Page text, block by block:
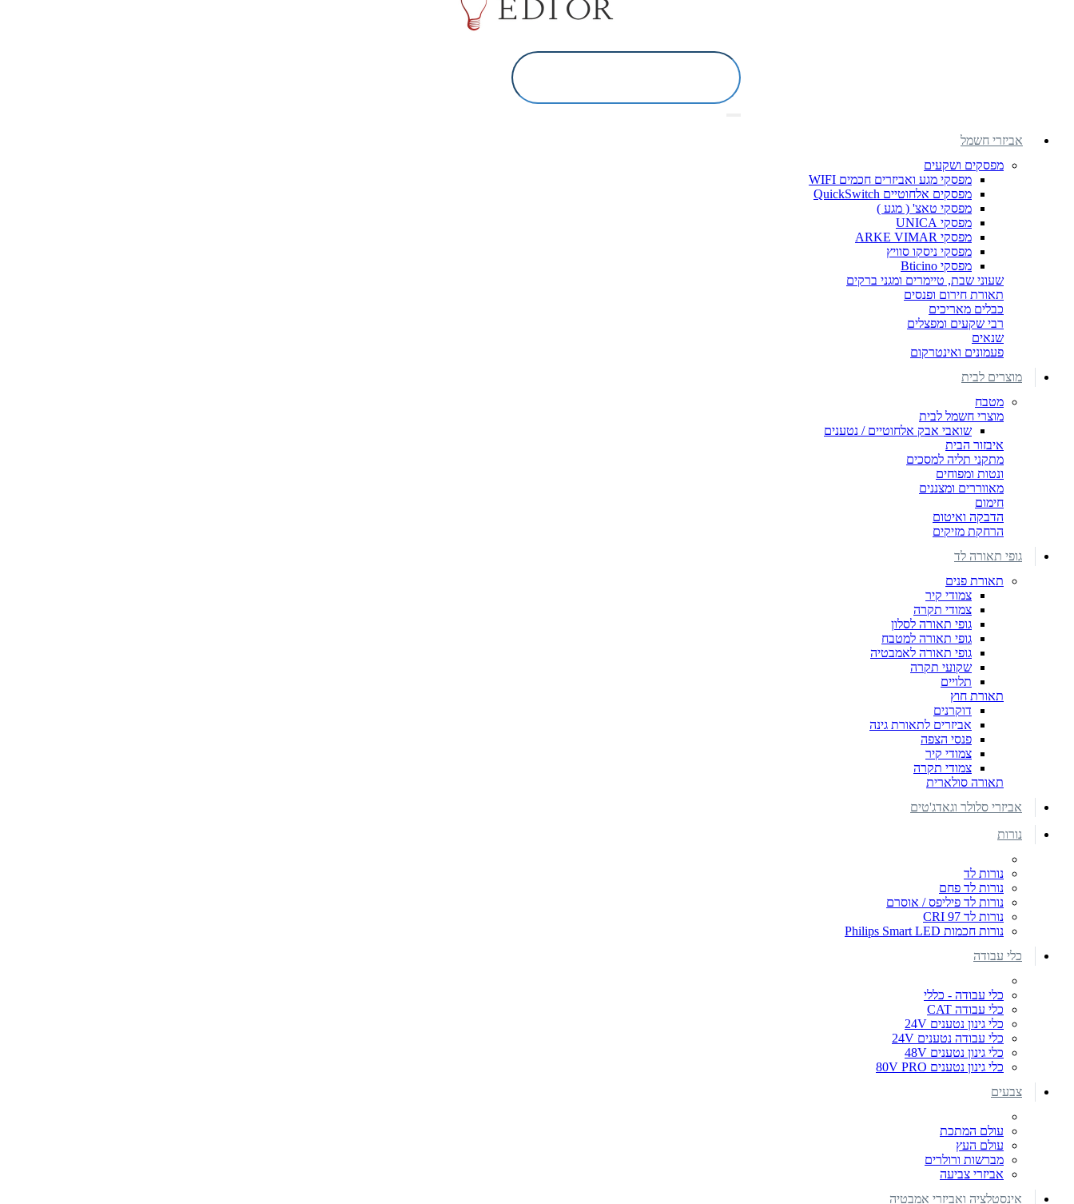
אביזרי חשמל
מפסקים ושקעים
מפסקי מגע ואביזרים חכמים WIFI
מפסקים אלחוטיים QuickSwitch
מפסקי טאצ' ( מגע )
מפסקי UNICA
מפסקי ARKE VIMAR
מפסקי ניסקו סוויץ
מפסקי Bticino
שעוני שבת, טיימרים ומגני ברקים
תאורת חירום ופנסים
כבלים מאריכים
רבי שקעים ומפצלים
שנאים
פעמונים ואינטרקום
מוצרים לבית
מטבח
מוצרי חשמל לבית
שואבי אבק אלחוטיים / נטענים
איבזור הבית
מתקני תליה למסכים
ונטות ומפוחים
מאווררים ומצננים
חימום
הדבקה ואיטום
הרחקת מזיקים
גופי תאורה לד
תאורת פנים
צמודי קיר
צמודי תקרה
גופי תאורה לסלון
גופי תאורה למטבח
גופי תאורה לאמבטיה
שקועי תקרה
תלויים
תאורת חוץ
דוקרנים
אביזרים לתאורת גינה
פנסי הצפה
צמודי קיר
צמודי תקרה
תאורה סולארית
אביזרי סלולר וגאדג'טים
נורות
נורות לד
נורות לד פחם
נורות לד פיליפס / אוסרם
נורות לד CRI 97
נורות חכמות Philips Smart LED
כלי עבודה
כלי עבודה - כללי
כלי עבודה CAT
כלי גינון נטענים 24V
כלי עבודה נטענים 24V
כלי גינון נטענים 48V
כלי גינון נטענים 80V PRO
צבעים
עולם המתכת
עולם העץ
מברשות ורולרים
אביזרי צביעה
אינסטלציה ואביזרי אמבטיה